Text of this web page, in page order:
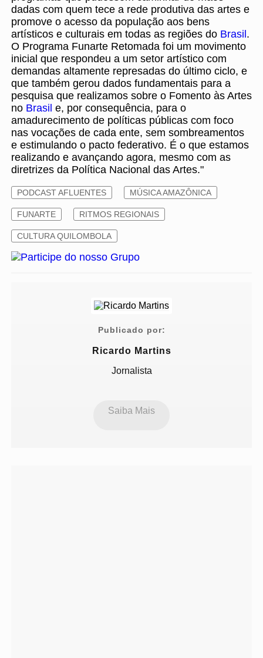
dadas com quem tece a rede produtiva das artes e
promove o acesso da população aos bens
artísticos e culturais em todas as regiões do Brasil.
O Programa Funarte Retomada foi um movimento
inicial que respondeu a um setor artístico com
demandas altamente represadas do último ciclo, e
que também gerou dados fundamentais para a
pesquisa que realizamos sobre o Fomento às Artes
no Brasil e, por consequência, para o
amadurecimento de políticas públicas com foco
nas vocações de cada ente, sem sombreamentos
e estimulando o pacto federativo. É o que estamos
realizando e avançando agora, mesmo com as
diretrizes da Política Nacional das Artes."
PODCAST AFLUENTES MÚSICA AMAZÔNICA
FUNARTE RITMOS REGIONAIS
CULTURA QUILOMBOLA
Publicado por:
Ricardo Martins
Jornalista
Saiba Mais